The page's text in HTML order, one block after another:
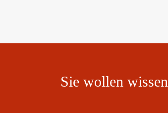
Sie wollen